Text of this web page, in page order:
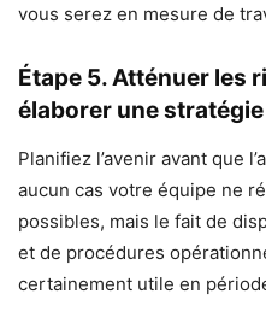
vous serez en mesure de
Étape 5. Atténuer les
élaborer une
Planifiez l’avenir avant que
aucun cas votre équipe ne
possibles, mais le fait de
et de procédures
certainement utile en